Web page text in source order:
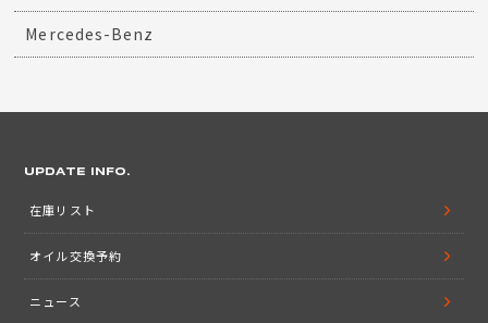
Mercedes-Benz
UPDATE INFO.
在庫リスト
オイル交換予約
ニュース